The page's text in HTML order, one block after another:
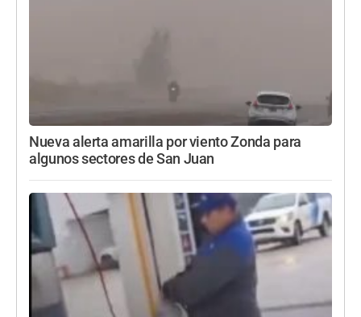
Nueva alerta amarilla por viento Zonda para
algunos sectores de San Juan